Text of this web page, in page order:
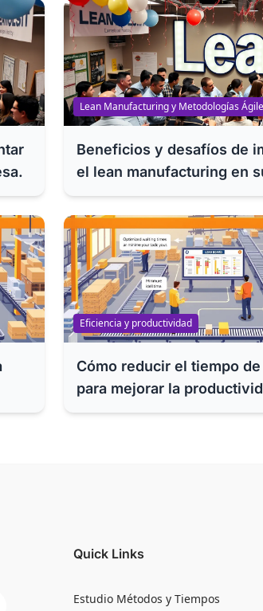
Lean Manufacturing y Metodologías
Beneficios y desafíos de
el lean manufacturing en
Eficiencia y productividad
Cómo reducir el tiempo
para mejorar la
competitividad y
Quick Links
Estudio Métodos y Tiempos